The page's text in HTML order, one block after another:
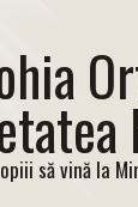
să vină la